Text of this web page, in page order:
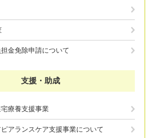
金免除申請について
支援・助成
療養支援事業
アランスケア支援事業について